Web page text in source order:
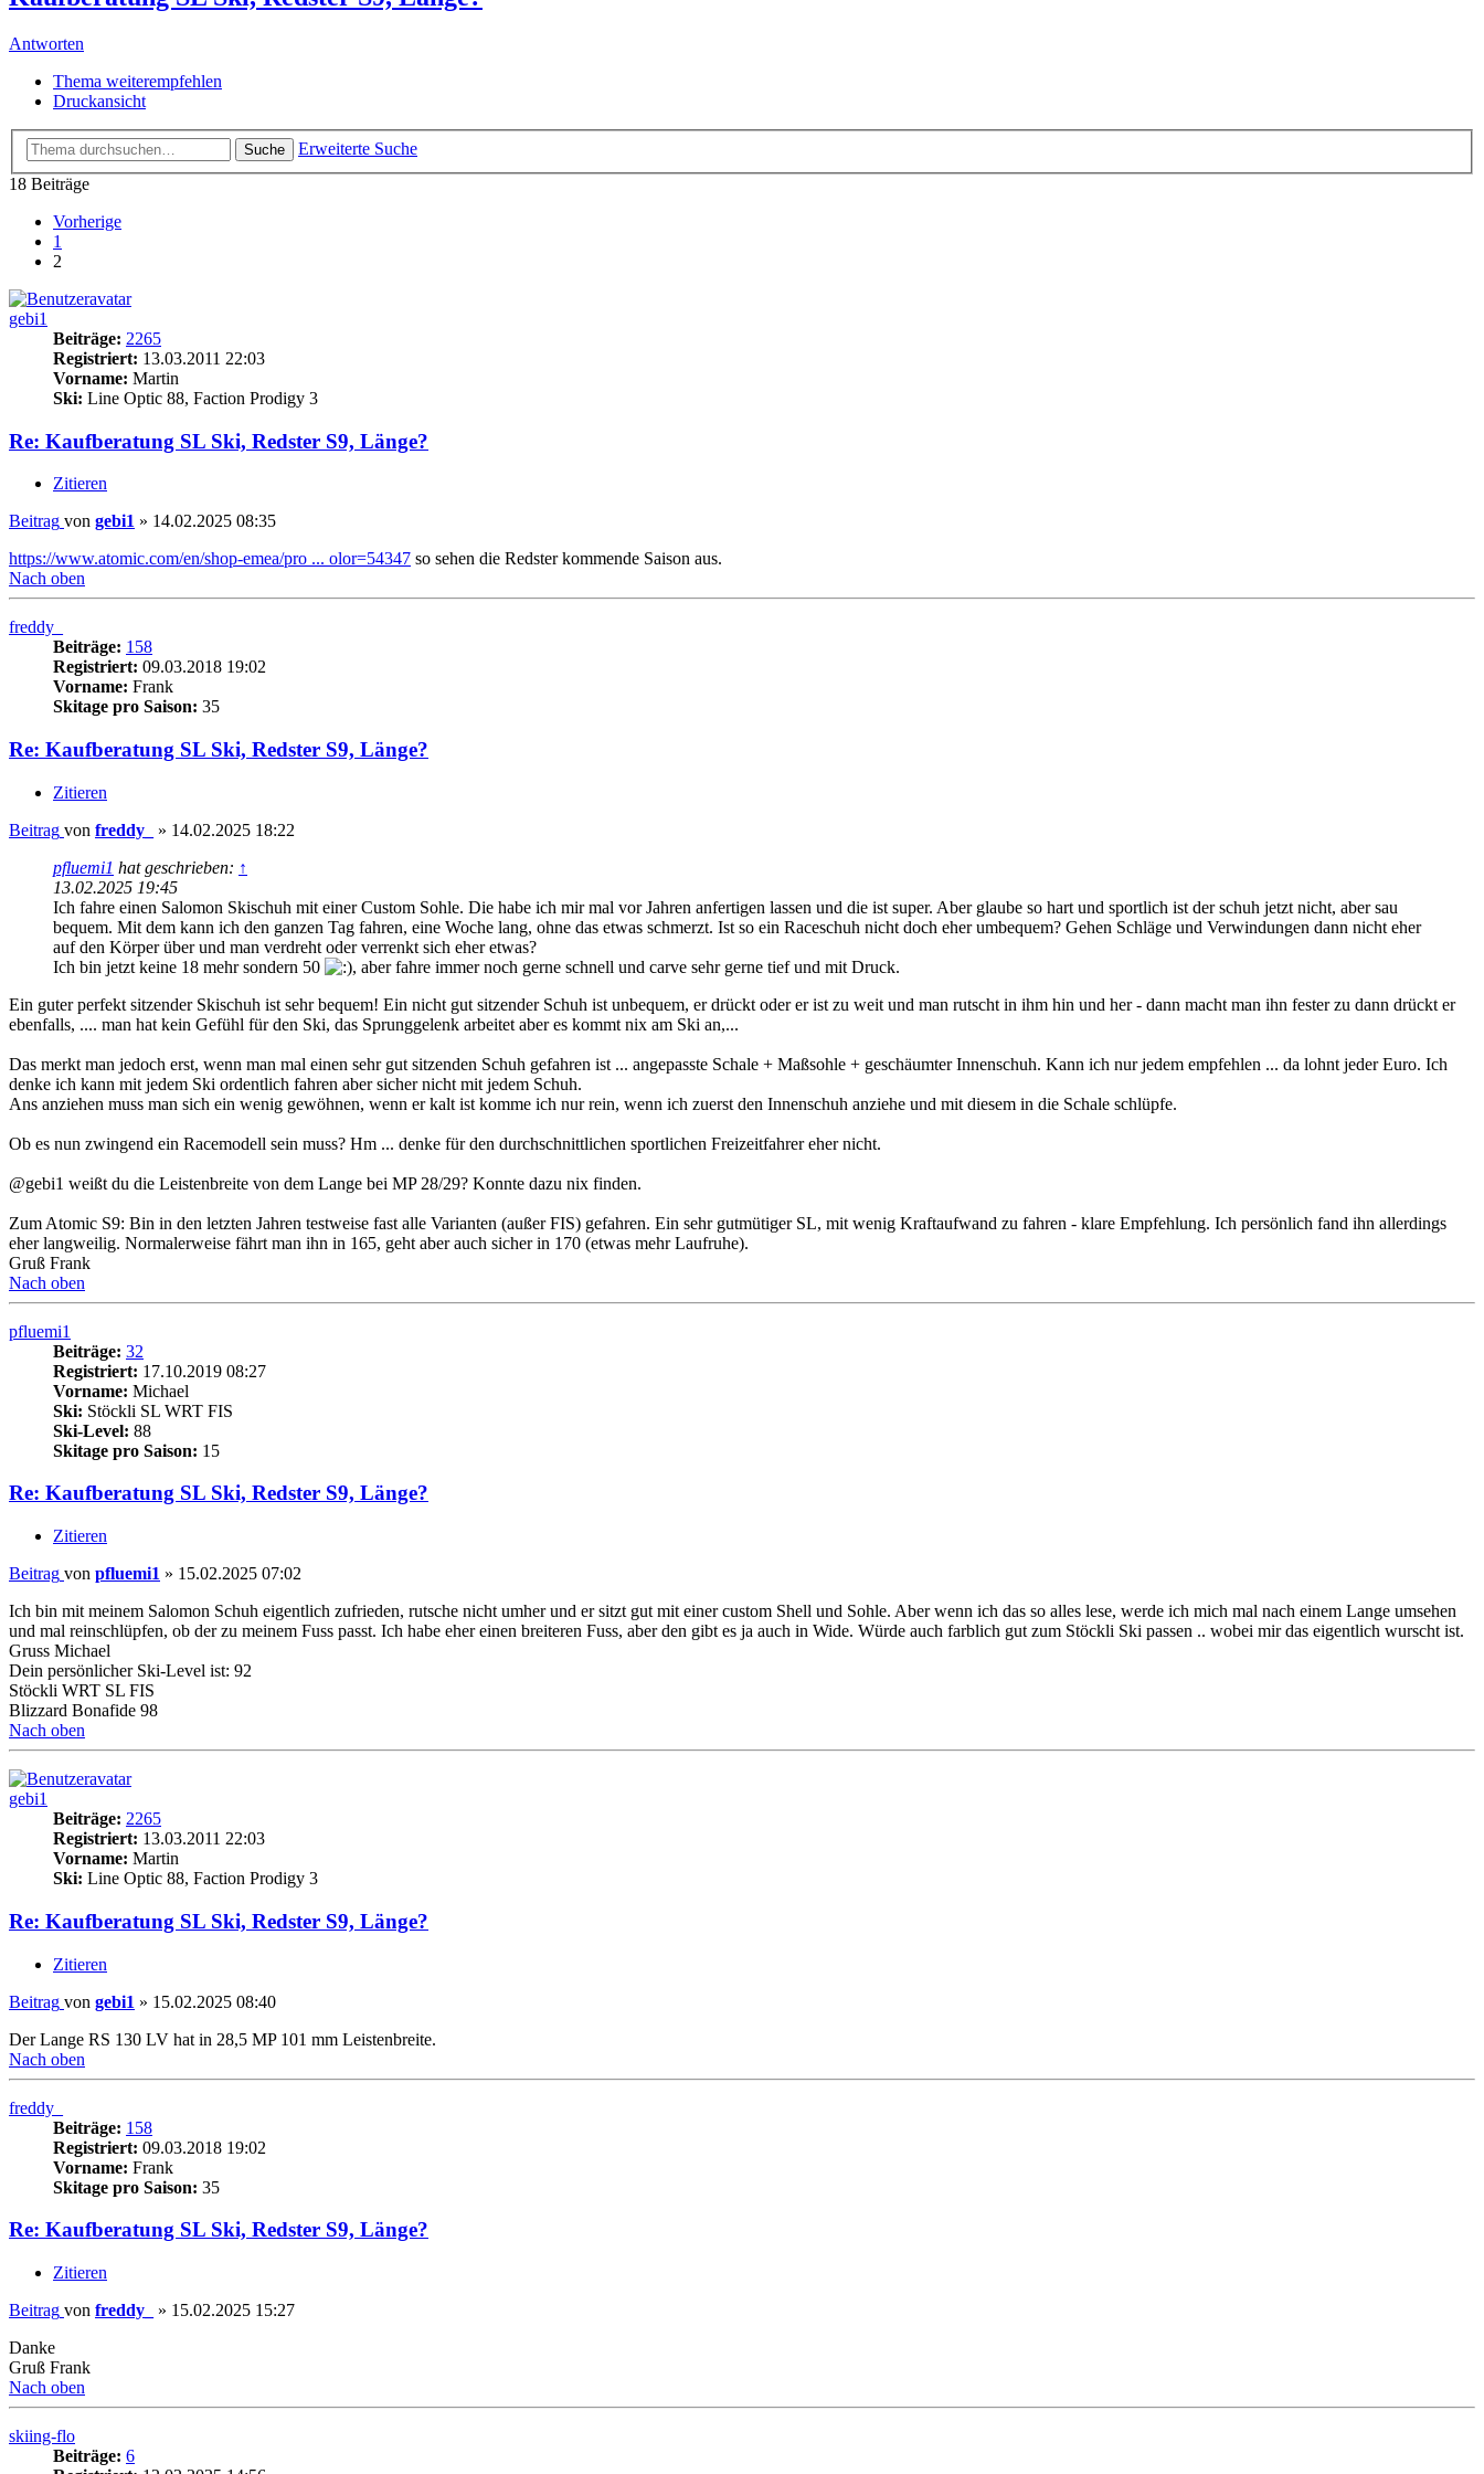
Antworten
Thema weiterempfehlen
Druckansicht
Suche
Erweiterte Suche
18 Beiträge
Vorherige
1
2
gebi1
Beiträge: 2265
Registriert: 13.03.2011 22:03
Vorname: Martin
Ski: Line Optic 88, Faction Prodigy 3
Re: Kaufberatung SL Ski, Redster S9, Länge?
Zitieren
Beitrag von gebi1 » 14.02.2025 08:35
https://www.atomic.com/en/shop-emea/pro ... olor=54347 so sehen die Redster kommende Saison aus.
Nach oben
freddy_
Beiträge: 158
Registriert: 09.03.2018 19:02
Vorname: Frank
Skitage pro Saison: 35
Re: Kaufberatung SL Ski, Redster S9, Länge?
Zitieren
Beitrag von freddy_ » 14.02.2025 18:22
pfluemi1 hat geschrieben: ↑
13.02.2025 19:45
Ich fahre einen Salomon Skischuh mit einer Custom Sohle. Die habe ich mir mal vor Jahren anfertigen lassen und die ist super. Aber glaube so hart und sportlich ist der schuh jetzt nicht, aber sau
bequem. Mit dem kann ich den ganzen Tag fahren, eine Woche lang, ohne das etwas schmerzt. Ist so ein Raceschuh nicht doch eher umbequem? Gehen Schläge und Verwindungen dann nicht eher
auf den Körper über und man verdreht oder verrenkt sich eher etwas?
Ich bin jetzt keine 18 mehr sondern 50
, aber fahre immer noch gerne schnell und carve sehr gerne tief und mit Druck.
Ein guter perfekt sitzender Skischuh ist sehr bequem! Ein nicht gut sitzender Schuh ist unbequem, er drückt oder er ist zu weit und man rutscht in ihm hin und her - dann macht man ihn fester zu dann drückt er
ebenfalls, .... man hat kein Gefühl für den Ski, das Sprunggelenk arbeitet aber es kommt nix am Ski an,...
Das merkt man jedoch erst, wenn man mal einen sehr gut sitzenden Schuh gefahren ist ... angepasste Schale + Maßsohle + geschäumter Innenschuh. Kann ich nur jedem empfehlen ... da lohnt jeder Euro. Ich
denke ich kann mit jedem Ski ordentlich fahren aber sicher nicht mit jedem Schuh.
Ans anziehen muss man sich ein wenig gewöhnen, wenn er kalt ist komme ich nur rein, wenn ich zuerst den Innenschuh anziehe und mit diesem in die Schale schlüpfe.
Ob es nun zwingend ein Racemodell sein muss? Hm ... denke für den durchschnittlichen sportlichen Freizeitfahrer eher nicht.
@gebi1 weißt du die Leistenbreite von dem Lange bei MP 28/29? Konnte dazu nix finden.
Zum Atomic S9: Bin in den letzten Jahren testweise fast alle Varianten (außer FIS) gefahren. Ein sehr gutmütiger SL, mit wenig Kraftaufwand zu fahren - klare Empfehlung. Ich persönlich fand ihn allerdings
eher langweilig. Normalerweise fährt man ihn in 165, geht aber auch sicher in 170 (etwas mehr Laufruhe).
Gruß Frank
Nach oben
pfluemi1
Beiträge: 32
Registriert: 17.10.2019 08:27
Vorname: Michael
Ski: Stöckli SL WRT FIS
Ski-Level: 88
Skitage pro Saison: 15
Re: Kaufberatung SL Ski, Redster S9, Länge?
Zitieren
Beitrag von pfluemi1 » 15.02.2025 07:02
Ich bin mit meinem Salomon Schuh eigentlich zufrieden, rutsche nicht umher und er sitzt gut mit einer custom Shell und Sohle. Aber wenn ich das so alles lese, werde ich mich mal nach einem Lange umsehen
und mal reinschlüpfen, ob der zu meinem Fuss passt. Ich habe eher einen breiteren Fuss, aber den gibt es ja auch in Wide. Würde auch farblich gut zum Stöckli Ski passen .. wobei mir das eigentlich wurscht ist.
Gruss Michael
Dein persönlicher Ski-Level ist: 92
Stöckli WRT SL FIS
Blizzard Bonafide 98
Nach oben
gebi1
Beiträge: 2265
Registriert: 13.03.2011 22:03
Vorname: Martin
Ski: Line Optic 88, Faction Prodigy 3
Re: Kaufberatung SL Ski, Redster S9, Länge?
Zitieren
Beitrag von gebi1 » 15.02.2025 08:40
Der Lange RS 130 LV hat in 28,5 MP 101 mm Leistenbreite.
Nach oben
freddy_
Beiträge: 158
Registriert: 09.03.2018 19:02
Vorname: Frank
Skitage pro Saison: 35
Re: Kaufberatung SL Ski, Redster S9, Länge?
Zitieren
Beitrag von freddy_ » 15.02.2025 15:27
Danke
Gruß Frank
Nach oben
skiing-flo
Beiträge: 6